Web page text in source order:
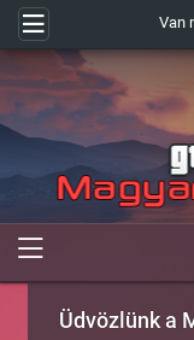
Van
Üdvözlünk a